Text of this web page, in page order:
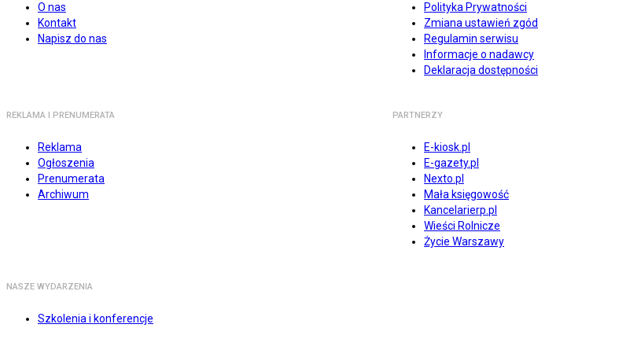
O nas
Kontakt
Napisz do nas
Polityka Prywatności
Zmiana ustawień zgód
Regulamin serwisu
Informacje o nadawcy
Deklaracja dostępności
REKLAMA I PRENUMERATA
Reklama
Ogłoszenia
Prenumerata
Archiwum
PARTNERZY
E-kiosk.pl
E-gazety.pl
Nexto.pl
Mała księgowość
Kancelarierp.pl
Wieści Rolnicze
Życie Warszawy
NASZE WYDARZENIA
Szkolenia i konferencje